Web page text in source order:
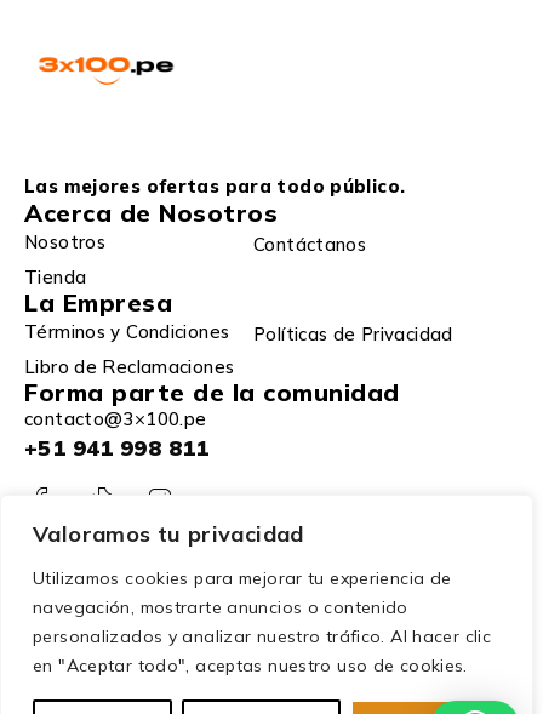
Valoramos tu privacidad
Utilizamos cookies para mejorar tu experiencia de
navegación, mostrarte anuncios o contenido
personalizados y analizar nuestro tráfico. Al hacer clic
en "Aceptar todo", aceptas nuestro uso de cookies.
Las mejores ofertas para todo público.
Acerca de Nosotros
Nosotros
Contáctanos
Tienda
La Empresa
Términos y Condiciones
Políticas de Privacidad
Libro de Reclamaciones
Forma parte de la comunidad
contacto@3×100.pe
+51 941 998 811